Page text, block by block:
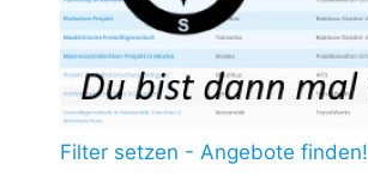
Filter setzen - Angebote finden!